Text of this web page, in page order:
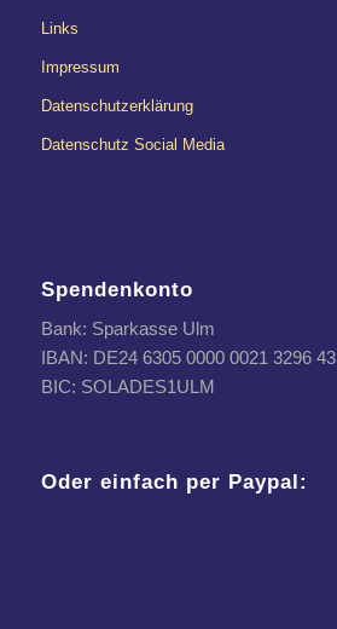
Links
Impressum
Datenschutzerklärung
Datenschutz Social Media
Spendenkonto
Bank: Sparkasse Ulm
IBAN: DE24 6305 0000 0021 3296 43
BIC: SOLADES1ULM
Oder einfach per Paypal: